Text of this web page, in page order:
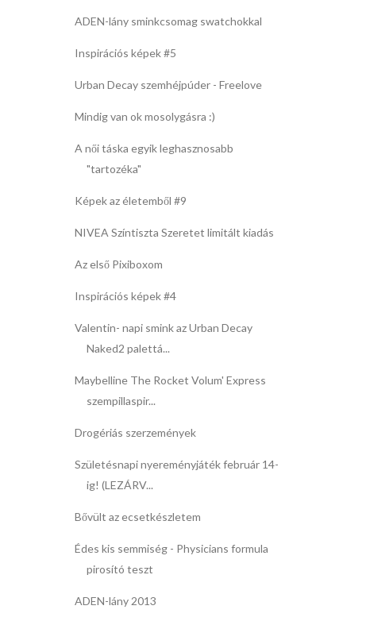
ADEN-lány sminkcsomag swatchokkal
Inspirációs képek #5
Urban Decay szemhéjpúder - Freelove
Mindig van ok mosolygásra :)
A női táska egyik leghasznosabb
"tartozéka"
Képek az életemből #9
NIVEA Színtiszta Szeretet limitált kiadás
Az első Pixiboxom
Inspirációs képek #4
Valentin- napi smink az Urban Decay
Naked2 palettá...
Maybelline The Rocket Volum' Express
szempillaspir...
Drogériás szerzemények
Születésnapi nyereményjáték február 14-
ig! (LEZÁRV...
Bővült az ecsetkészletem
Édes kis semmiség - Physicians formula
pirosító teszt
ADEN-lány 2013